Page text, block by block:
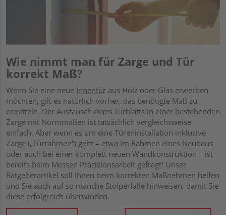
Wie nimmt man für Zarge und Tür
korrekt Maß?
Wenn Sie eine neue Innentür aus Holz oder Glas erwerben
möchten, gilt es natürlich vorher, das benötigte Maß zu
ermitteln. Der Austausch eines Türblatts in einer bestehenden
Zarge mit Normmaßen ist tatsächlich vergleichsweise
einfach. Aber wenn es um eine Türeninstallation inklusive
Zarge („Türrahmen“) geht – etwa im Rahmen eines Neubaus
oder auch bei einer komplett neuen Wandkonstruktion – ist
bereits beim Messen Präzisionsarbeit gefragt! Unser
Ratgeberartikel soll Ihnen beim korrekten Maßnehmen helfen
und Sie auch auf so manche Stolperfalle hinweisen, damit Sie
diese erfolgreich überwinden.